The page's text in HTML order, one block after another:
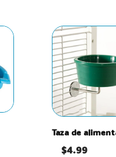
Taza de
$4.99